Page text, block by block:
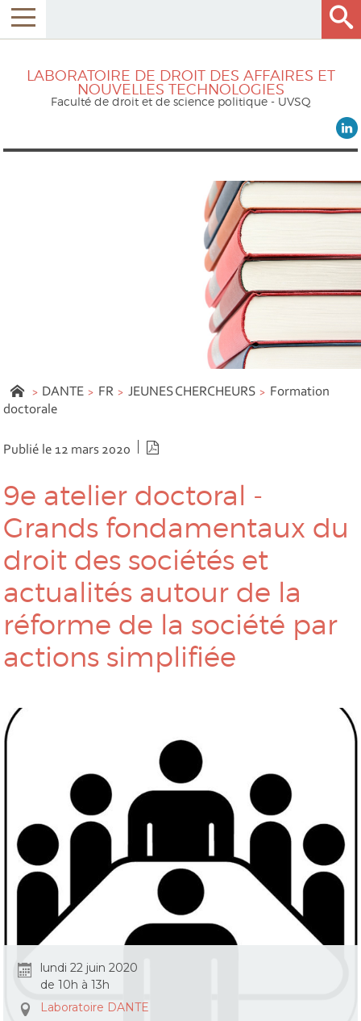
LABORATOIRE DE DROIT DES AFFAIRES ET
NOUVELLES TECHNOLOGIES
Faculté de droit et de science politique - UVSQ
DANTE FR JEUNES CHERCHEURS
Formation
doctorale
Publié le 12 mars 2020
9e atelier doctoral -
Grands fondamentaux du
droit des sociétés et
actualités autour de la
réforme de la société par
actions simplifiée
lundi 22 juin 2020
de 10h à 13h
Laboratoire DANTE